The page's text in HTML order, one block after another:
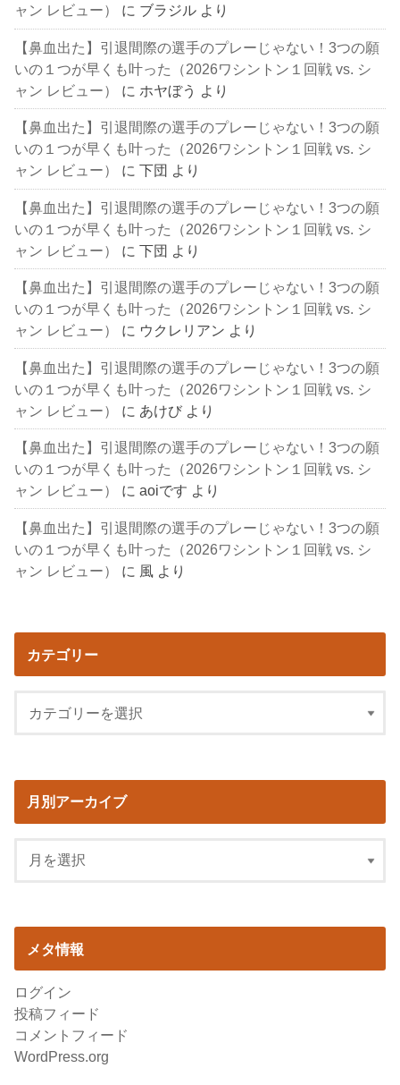
ャン レビュー） に ブラジル より
【鼻血出た】引退間際の選手のプレーじゃない！3つの願
いの１つが早くも叶った（2026ワシントン１回戦 vs. シ
ャン レビュー）
に ホヤぼう より
【鼻血出た】引退間際の選手のプレーじゃない！3つの願
いの１つが早くも叶った（2026ワシントン１回戦 vs. シ
ャン レビュー）
に下団 より
【鼻血出た】引退間際の選手のプレーじゃない！3つの願
いの１つが早くも叶った（2026ワシントン１回戦 vs. シ
ャン レビュー）
に下団 より
【鼻血出た】引退間際の選手のプレーじゃない！3つの願
いの１つが早くも叶った（2026ワシントン１回戦 vs. シ
ャン レビュー）
に ウクレリアン より
【鼻血出た】引退間際の選手のプレーじゃない！3つの願
いの１つが早くも叶った（2026ワシントン１回戦 vs. シ
ャン レビュー）
に あけび より
【鼻血出た】引退間際の選手のプレーじゃない！3つの願
いの１つが早くも叶った（2026ワシントン１回戦 vs. シ
ャン レビュー）
にaoiです より
【鼻血出た】引退間際の選手のプレーじゃない！3つの願
いの１つが早くも叶った（2026ワシントン１回戦 vs. シ
ャン レビュー）
に 風 より
カテゴリー
月別アーカイブ
メタ情報
ログイン
投稿フィード
コメントフィード
WordPress.org